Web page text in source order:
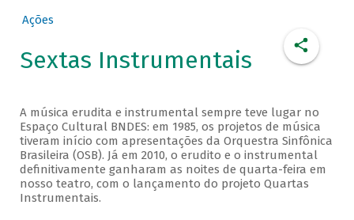
Ações
Sextas Instrumentais
A música erudita e instrumental sempre teve lugar no
Espaço Cultural BNDES: em 1985, os projetos de música
tiveram início com apresentações da Orquestra Sinfônica
Brasileira (OSB). Já em 2010, o erudito e o instrumental
definitivamente ganharam as noites de quarta-feira em
nosso teatro, com o lançamento do projeto Quartas
Instrumentais.